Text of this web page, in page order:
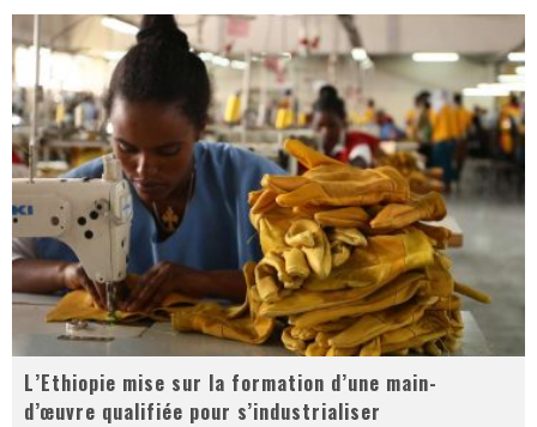
L’Ethiopie mise sur la formation d’une main-
d’œuvre qualifiée pour s’industrialiser